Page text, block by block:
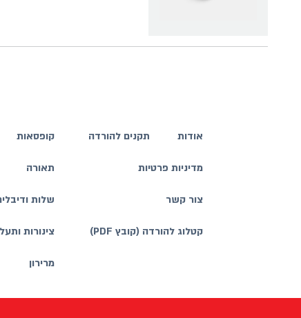
אודות תקנים להורדה
מדיניות פרטיות
צור קשר
קטלוג להורדה (קובץ PDF)
קופסאות
תאורה
שלות
צינורות
מרירון